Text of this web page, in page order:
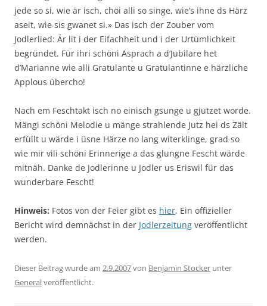
jede so si, wie är isch, chöi alli so singe, wie’s ihne ds Härz
aseit, wie sis gwanet si.» Das isch der Zouber vom
Jodlerlied: Är lit i der Eifachheit und i der Urtümlichkeit
begründet. Für ihri schöni Asprach a d’Jubilare het
d’Marianne wie alli Gratulante u Gratulantinne e härzliche
Applous übercho!
Nach em Feschtakt isch no einisch gsunge u gjutzet worde.
Mängi schöni Melodie u mänge strahlende Jutz hei ds Zält
erfüllt u wärde i üsne Härze no lang witerklinge, grad so
wie mir vili schöni Erinnerige a das glungne Fescht wärde
mitnäh. Danke de Jodlerinne u Jodler us Eriswil für das
wunderbare Fescht!
Hinweis: Fotos von der Feier gibt es hier. Ein offizieller
Bericht wird demnächst in der Jodlerzeitung veröffentlicht
werden.
Dieser Beitrag wurde am 2.9.2007von Benjamin Stocker unter
Generalveröffentlicht.